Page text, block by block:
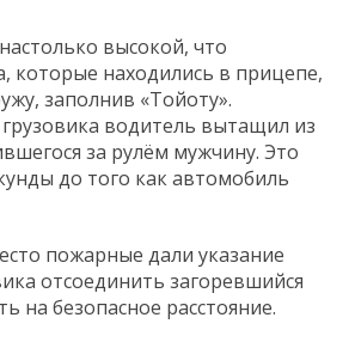
высокой, что
которые находились в прицепе,
заполнив «Тойоту».
водитель вытащил из
за рулём мужчину. Это
до того как автомобиль
пожарные дали указание
отсоединить загоревшийся
на безопасное расстояние.